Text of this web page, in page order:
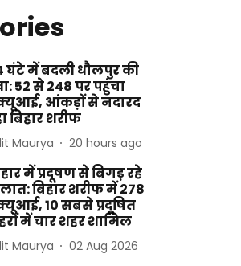
घंटे में बदली धौलपुर की
52 से 248 पर पहुंचा
आंकड़ों से नदारद
बिहार शरीफ
Maurya 20 hours ago
में प्रदूषण से बिगड़ रहे
बिहार शरीफ में 278
10 सबसे प्रदूषित
में चार शहर शामिल
Maurya 02 Aug 2026